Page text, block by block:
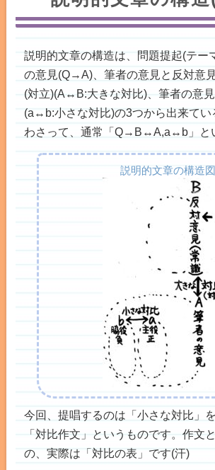
説明的文章の構造は、問題提起(テー
の意見(Q→A)、筆者の意見と反対意
(対立)(A↔B:大きな対比)、筆者の意
(a↔b:小さな対比)の3つから出来てい
わさって、通常「Q→B↔A,a↔b」と
説明的文章の構造図
今回、提唱するのは「小さな対比」
「対比作文」というものです。作文
の、実際は「対比の表」です(汗)